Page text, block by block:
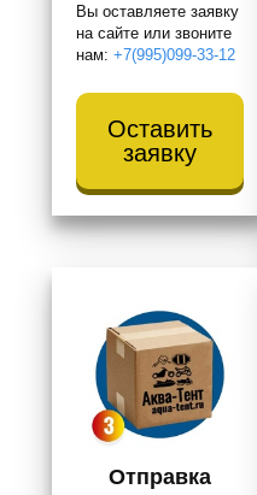
Вы оставляете заявку
на сайте или звоните
нам:+7(995)099-33-12
Оставить
заявку
Отправка